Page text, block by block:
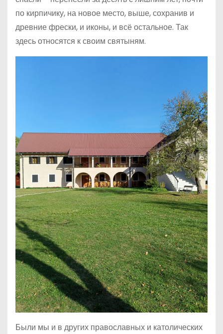
по кирпичику, на новое место, выше, сохранив и
древние фрески, и иконы, и всё остальное. Так
здесь относятся к своим святыням.
Были мы и в других православных и католических